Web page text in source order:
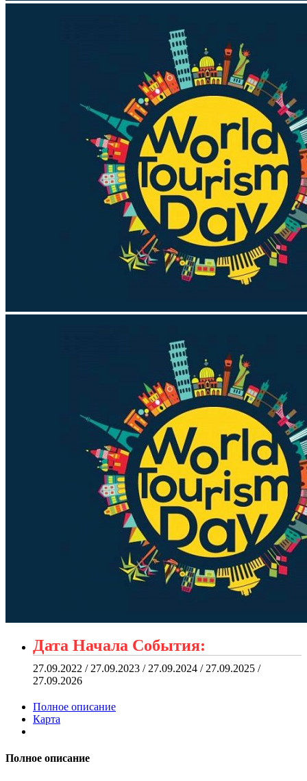
Дата Начала События:
27.09.2022 / 27.09.2023 / 27.09.2024 / 27.09.2025 /
27.09.2026
Полное описание
Карта
Полное описание